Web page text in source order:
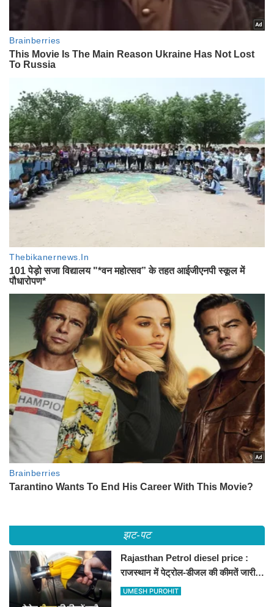
झट-पट
Rajasthan Petrol diesel price :
राजस्थान में पेट्रोल-डीजल की कीमतें जारी,
जानिए बीकानेर समेत पुरे प्रदेश में नए रेट
UMESH PUROHIT